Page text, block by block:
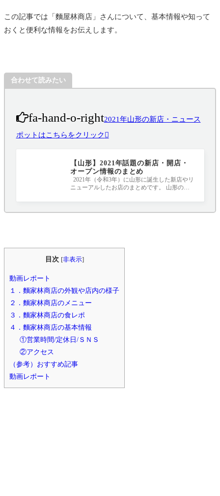
この記事では「麵屋林商店」さんについて、基本情報や知って
おくと便利な情報をお伝えします。
合わせて読みたい
fa-hand-o-right2021年山形の新店・ニュース
ポットはこちらをクリック
【山形】2021年話題の新店・開店・
オープン情報のまとめ
2021年（令和3年）に山形に誕生した新店やリ
ニューアルしたお店のまとめです。 山形のニ
目次 [非表示]
動画レポート
１．麵家林商店の外観や店内の様子
２．麵家林商店のメニュー
３．麵家林商店の食レポ
４．麵家林商店の基本情報
①営業時間/定休日/ＳＮＳ
②アクセス
（参考）おすすめ記事
動画レポート